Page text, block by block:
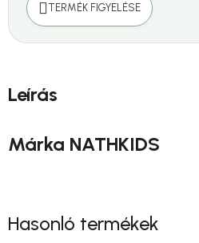
TERMÉK FIGYELÉSE
Leírás
Márka NATHKIDS
Hasonló termékek